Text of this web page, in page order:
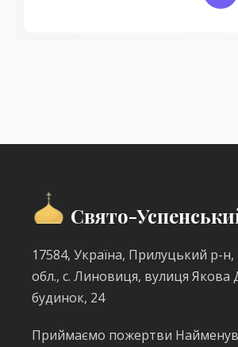
Свято-
17584, Україна, Прилуцький р-н,
обл., с. Линовиця, вулиця Якова
будинок, 24
Приймаємо пожертви